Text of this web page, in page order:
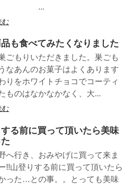
む
も食べてみたくなりました
ごもりいただきました。巣ごも
なあんのお菓子はよくあります
りをホワイトチョコでコーティ
ものはなかなかなく、大...
む
る前に買って頂いたら美味
へ行き、おみやげに買って来ま
!!山登りする前に買って頂いたら
った…との事。。とっても美味